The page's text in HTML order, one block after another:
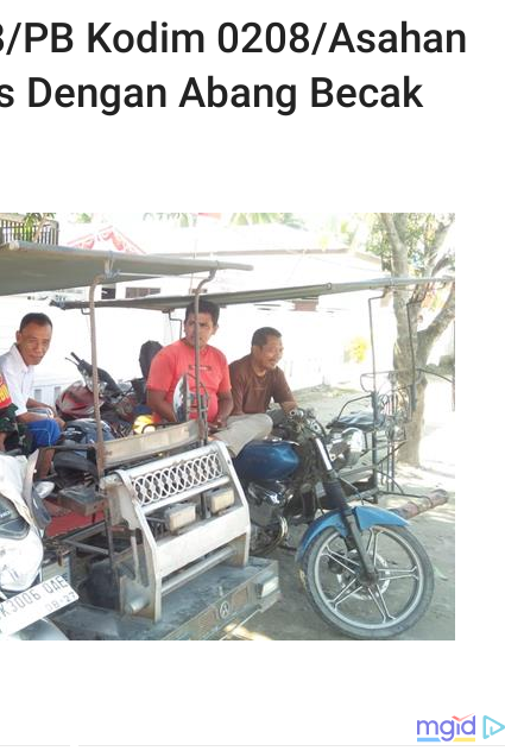
PB Kodim 0208/Asahan
Dengan Abang Becak